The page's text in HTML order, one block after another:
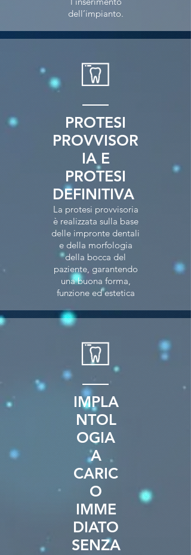
dell’impianto.
PROTESI
PROVVISOR
IA E
PROTESI
DEFINITIVA
La protesi provvisoria
è realizzata sulla base
delle impronte dentali
e della morfologia
della bocca del
paziente, garantendo
una buona forma,
funzione ed estetica
IMPLA
NTOL
OGIA
A
CARIC
O
IMME
DIATO
SENZA